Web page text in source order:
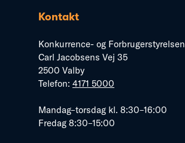
Kontakt
Konkurrence- og Forbrugerstyrelsen
Carl Jacobsens Vej 35
2500 Valby
Telefon: 4171 5000
Mandag–torsdag kl. 8:30–16:00
Fredag 8:30–15:00